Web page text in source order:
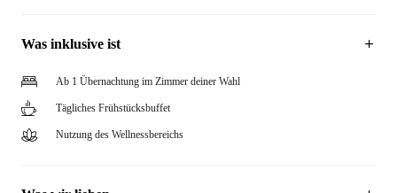
Was inklusive ist
Ab 1 Übernachtung im Zimmer deiner Wahl
Tägliches Frühstücksbuffet
Nutzung des Wellnessbereichs